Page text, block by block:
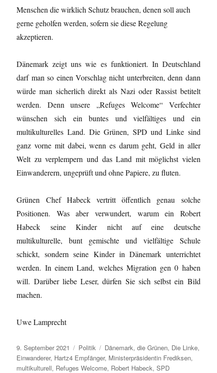
Menschen die wirklich Schutz brauchen, denen soll auch
gerne geholfen werden, sofern sie diese Regelung
akzeptieren.
Dänemark zeigt uns wie es funktioniert. In Deutschland
darf man so einen Vorschlag nicht unterbreiten, denn dann
würde man sicherlich direkt als Nazi oder Rassist betitelt
werden. Denn unsere „Refuges Welcome“ Verfechter
wünschen sich ein buntes und vielfältiges und ein
multikulturelles Land. Die Grünen, SPD und Linke sind
ganz vorne mit dabei, wenn es darum geht, Geld in aller
Welt zu verplempern und das Land mit möglichst vielen
Einwanderern, ungeprüft und ohne Papiere, zu fluten.
Grünen Chef Habeck vertritt öffentlich genau solche
Positionen. Was aber verwundert, warum ein Robert
Habeck seine Kinder nicht auf eine deutsche
multikulturelle, bunt gemischte und vielfältige Schule
schickt, sondern seine Kinder in Dänemark unterrichtet
werden. In einem Land, welches Migration gen 0 haben
will. Darüber liebe Leser, dürfen Sie sich selbst ein Bild
machen.
Uwe Lamprecht
Veröffentlicht
am
9. September 2021 Kategorien
Politik Schlagwörter
Dänemark,die Grünen, Die Linke,
Einwanderer, Hartz4 Empfänger, Ministerpräsidentin Frediksen,
multikulturell, Refuges Welcome, Robert Habeck,SPD